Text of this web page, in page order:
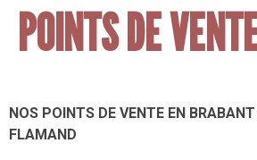
POINTS DE
NOS POINTS DE VENTE EN
FLAMAND